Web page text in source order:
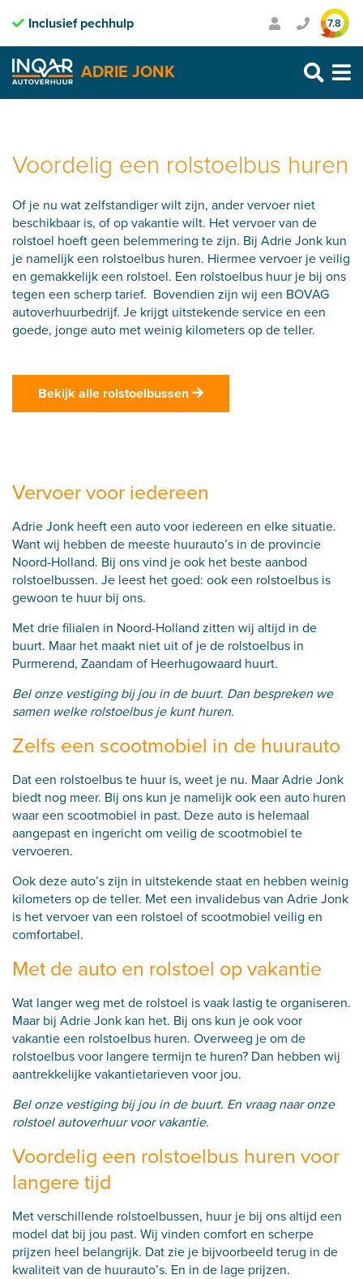
Inclusief pechhulp Transparante prijzen
Purmerend: 0299 – 469 999
Heerhugowaard: 072 – 30 33 666
Zaandam: 075 – 65 90 123
7.8
ADRIE JONK
Skip
Voordelig een rolstoelbus huren
Of je nu wat zelfstandiger wilt zijn, ander vervoer niet
beschikbaar is, of op vakantie wilt. Het vervoer van de
rolstoel hoeft geen belemmering te zijn. Bij Adrie Jonk kun
je namelijk een rolstoelbus huren. Hiermee vervoer je veilig
en gemakkelijk een rolstoel. Een rolstoelbus huur je bij ons
tegen een scherp tarief. Bovendien zijn wij een BOVAG
autoverhuurbedrijf. Je krijgt uitstekende service en een
goede, jonge auto met weinig kilometers op de teller.
Bekijk alle rolstoelbussen
Vervoer voor iedereen
Adrie Jonk heeft een auto voor iedereen en elke situatie.
Want wij hebben de meeste huurauto’s in de provincie
Noord-Holland. Bij ons vind je ook het beste aanbod
rolstoelbussen. Je leest het goed: ook een rolstoelbus is
gewoon te huur bij ons.
Metdrie filialen in Noord-Holland zitten wij altijd in de
buurt. Maar het maakt niet uit of je de rolstoelbus in
Purmerend, Zaandam of Heerhugowaard huurt.
Bel onze vestiging bij jou in de buurt. Dan bespreken we
samen welke rolstoelbus je kunt huren.
Zelfs een scootmobiel in de huurauto
Dat een rolstoelbus te huur is, weet je nu. Maar Adrie Jonk
biedt nog meer. Bij ons kun je namelijk ook een auto huren
waar een scootmobiel in past. Deze auto is helemaal
aangepast en ingericht om veilig de scootmobiel te
vervoeren.
Ook deze auto’s zijn in uitstekende staat en hebben weinig
kilometers op de teller. Met een invalidebus van Adrie Jonk
is het vervoer van een rolstoel of scootmobiel veilig en
comfortabel.
Met de auto en rolstoel op vakantie
Wat langer weg met de rolstoel is vaak lastig te organiseren.
Maar bij Adrie Jonk kan het. Bij ons kun je ook voor
vakantie een rolstoelbus huren. Overweeg je om de
rolstoelbus voor langere termijn te huren? Dan hebben wij
aantrekkelijke vakantietarieven voor jou.
Bel onzevestiging bij jou in de buurt. En vraag naar onze
rolstoel autoverhuur voor vakantie.
Voordelig een rolstoelbus huren voor
langere tijd
Met verschillende rolstoelbussen, huur je bij ons altijd een
model dat bij jou past. Wij vinden comfort en scherpe
prijzen heel belangrijk. Dat zie je bijvoorbeeld terug in de
kwaliteit van de huurauto’s. En in de lage prijzen.